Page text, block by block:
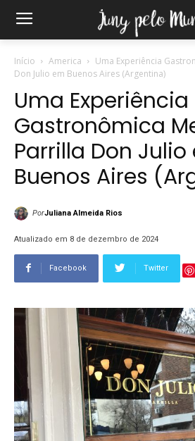
Início America
Uma Experiência
Don Julio em Buenos Aires (Argentina)
Uma Experiência
Gastronômica
Parrilla Don Julio
Buenos Aires
PorJuliana Almeida Rios
Atualizado em 8 de dezembro de 2024
Facebook Twitter